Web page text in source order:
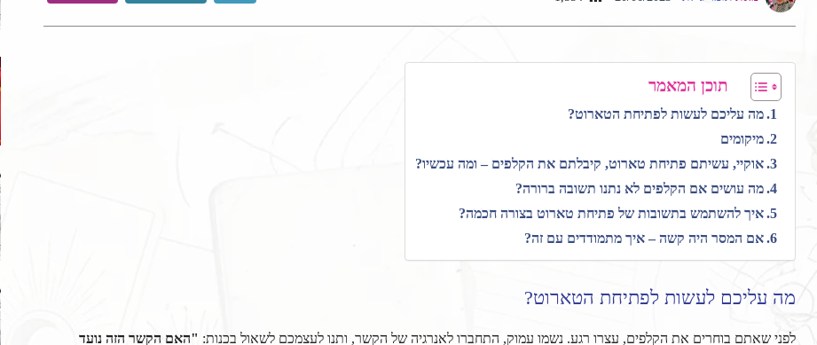
תוכן המאמר
מה עליכם לעשות לפתיחת הטארוט?
מיקומים
אוקיי, עשיתם פתיחת טארוט, קיבלתם את הקלפים – ומה עכשיו?
מה עושים אם הקלפים לא נתנו תשובה ברורה?
איך להשתמש בתשובות של פתיחת טארוט בצורה חכמה?
אם המסר היה קשה – איך מתמודדים עם זה?
מה עליכם לעשות לפתיחת הטארוט?
לפני שאתם בוחרים את הקלפים, עצרו רגע. נשמו עמוק, התחברו לאנרגיה של הקשר, ותנו לעצמכם לשאול בכנות: "האם הקשר הזה נועד